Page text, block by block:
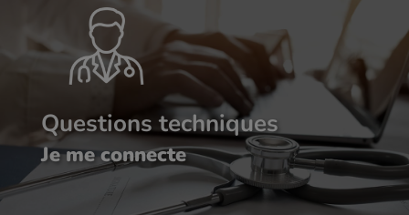
Questions techniques
Je me connecte